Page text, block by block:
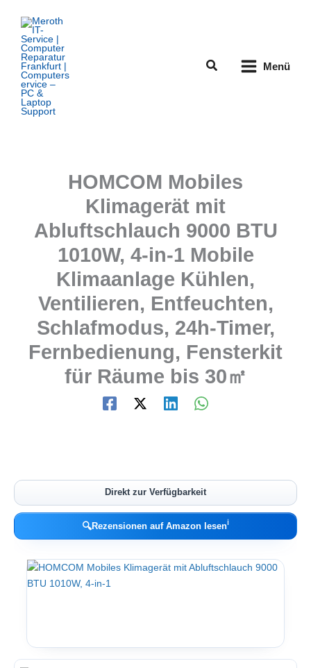
Inhalt
springen
Suchen Menü
HOMCOM Mobiles
Klimagerät mit
Abluftschlauch 9000 BTU
1010W, 4-in-1 Mobile
Klimaanlage Kühlen,
Ventilieren, Entfeuchten,
Schlafmodus, 24h-Timer,
Fernbedienung, Fensterkit
für Räume bis 30㎡
Direkt zur Verfügbarkeit
🔍Rezensionen auf Amazon lesenℹ︎